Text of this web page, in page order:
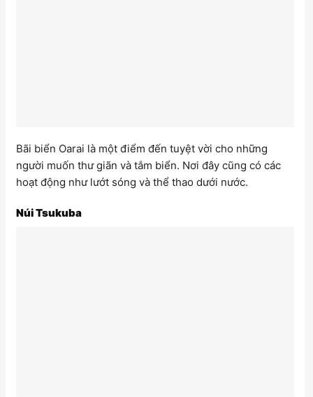
Bãi biển Oarai là một điểm đến tuyệt vời cho những
người muốn thư giãn và tắm biển. Nơi đây cũng có các
hoạt động như lướt sóng và thể thao dưới nước.
Núi Tsukuba